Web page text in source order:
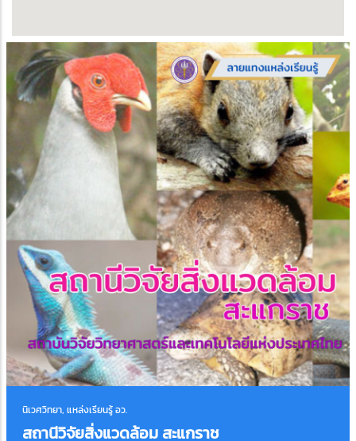
นิเวศวิทยา, แหล่งเรียนรู้ อว.
สถานีวิจัยสิ่งแวดล้อม สะแกราช